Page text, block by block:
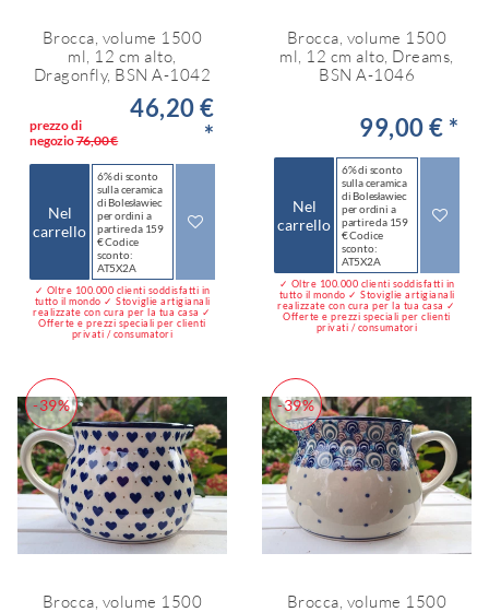
Brocca, volume 1500
ml, 12 cm alto,
Dragonfly, BSN A-1042
prezzo di
negozio76,00 €
46,20 €
*
Nel
carrello
6% di sconto
sulla ceramica
di Bolesławiec
per ordini a
partire da 159
€ Codice
sconto:
AT5X2A
✓ Oltre 100.000 clienti soddisfatti in
tutto il mondo ✓ Stoviglie artigianali
realizzate con cura per la tua casa ✓
Offerte e prezzi speciali per clienti
privati / consumatori
Brocca, volume 1500
ml, 12 cm alto, Dreams,
BSN A-1046
99,00 € *
Nel
carrello
6% di sconto
sulla ceramica
di Bolesławiec
per ordini a
partire da 159
€ Codice
sconto:
AT5X2A
✓ Oltre 100.000 clienti soddisfatti in
tutto il mondo ✓ Stoviglie artigianali
realizzate con cura per la tua casa ✓
Offerte e prezzi speciali per clienti
privati / consumatori
-39%
Brocca, volume 1500
-39%
Brocca, volume 1500